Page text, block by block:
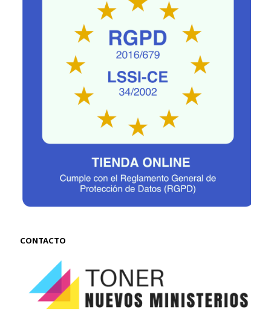
CONTACTO